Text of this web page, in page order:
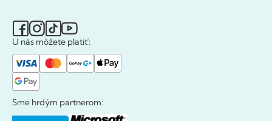
U nás môžete platiť:
Sme hrdým partnerom: